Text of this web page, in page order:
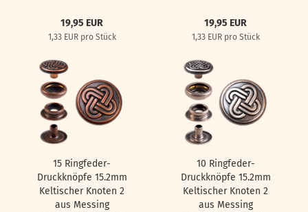
19,95 EUR
1,33 EUR pro Stück
19,95 EUR
1,33 EUR pro Stück
15 Ringfeder-
Druckknöpfe 15.2mm
Keltischer Knoten 2
aus Messing
10 Ringfeder-
Druckknöpfe 15.2mm
Keltischer Knoten 2
aus Messing